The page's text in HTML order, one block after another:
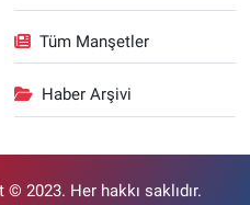
Tüm Manşetler
Haber Arşivi
© 2023. Her hakkı saklıdır.